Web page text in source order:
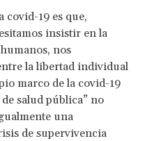
covid-19 es que,
insistir en la
nos
la libertad individual
marco de la covid-19
salud pública” no
una
de supervivencia